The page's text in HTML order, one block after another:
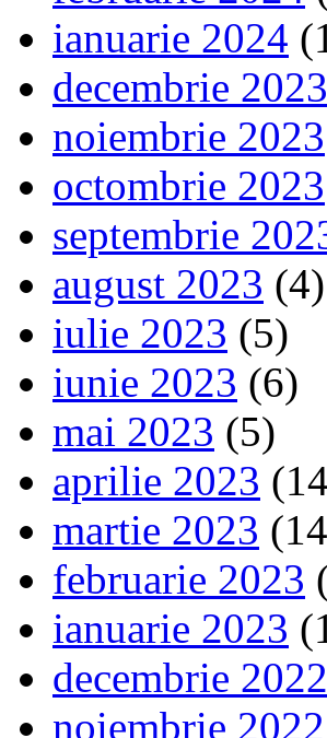
ianuarie 2024
decembrie 2023
noiembrie 2023
octombrie 2023
septembrie
august 2023 (4)
iulie 2023 (5)
iunie 2023 (6)
mai 2023 (5)
aprilie 2023
martie 2023
februarie 2023
ianuarie 2023
decembrie 2022
noiembrie 2022